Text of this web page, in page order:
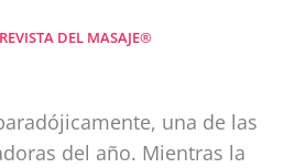
DEL MASAJE®
una de las
del año. Mientras la